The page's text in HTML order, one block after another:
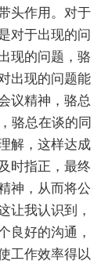
头作用。对于
对于出现的问
现的问题，骆
出现的问题能
议精神，骆总
骆总在谈的同
解，这样达成
时指正，最终
神，从而将公
让我认识到，
良好的沟通，
工作效率得以